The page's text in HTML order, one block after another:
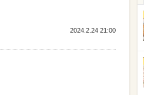
2024.2.24 21:00